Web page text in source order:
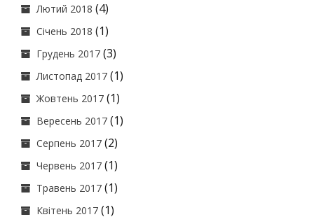
Лютий 2018 (4)
Січень 2018 (1)
Грудень 2017 (3)
Листопад 2017 (1)
Жовтень 2017 (1)
Вересень 2017 (1)
Серпень 2017 (2)
Червень 2017 (1)
Травень 2017 (1)
Квітень 2017 (1)